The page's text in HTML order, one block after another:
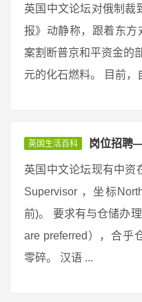
英国中文论坛对俄制裁
报》动静称，跟着东方
案割断普京和平资金的
元的化石燃料。 目前，
英国生活百科 岗位招聘
英国中文论坛现有中资
Supervisor ，坐标
前)。 要求有与仓储办
are preferred），合乎
零碎。 汉语 ...